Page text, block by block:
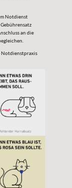
Notdienst
an die
Notdienstpraxis